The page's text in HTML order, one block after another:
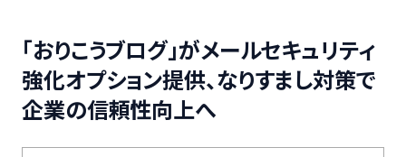
「おりこうブログ」がメールセキュリティ
強化オプション提供、なりすまし対策で
企業の信頼性向上へ